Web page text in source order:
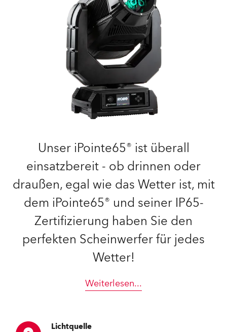
Unser iPointe65® ist überall
einsatzbereit - ob drinnen oder
draußen, egal wie das Wetter ist, mit
dem iPointe65® und seiner IP65-
Zertifizierung haben Sie den
perfekten Scheinwerfer für jedes
Wetter!
Weiterlesen...
Lichtquelle